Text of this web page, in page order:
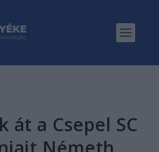
át a Csepel SC